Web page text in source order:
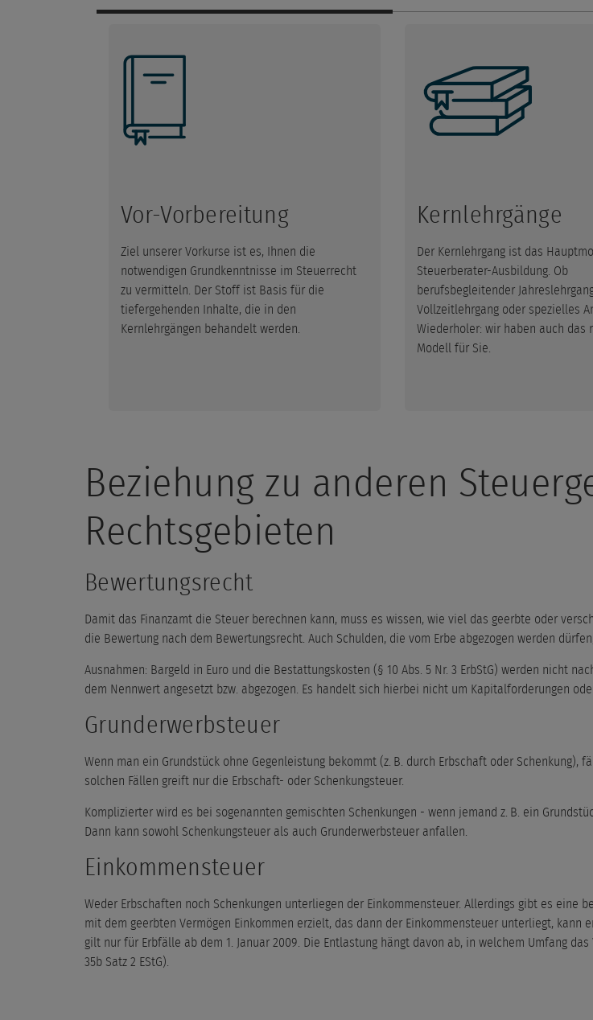
Vor-Vorbereitung
Ziel unserer Vorkurse ist es, Ihnen die
notwendigen Grundkenntnisse im Steuerrecht
zu vermitteln. Der Stoff ist Basis für die
tiefergehenden Inhalte, die in den
Kernlehrgängen behandelt werden.
Kernlehrgänge
Der Kernlehrgang ist das
Steuerberater-Ausbildung. Ob
berufsbegleitender
Vollzeitlehrgang oder spezielles
Wiederholer: wir haben auch das
Modell für Sie.
Beziehung zu anderen
Rechtsgebieten
Bewertungsrecht
Damit das Finanzamt die Steuer berechnen kann, muss es wissen, wie viel das geerbte oder
die Bewertung nach dem Bewertungsrecht. Auch Schulden, die vom Erbe abgezogen werden
Ausnahmen: Bargeld in Euro und die Bestattungskosten (§ 10 Abs. 5 Nr. 3 ErbStG) werden nicht
dem Nennwert angesetzt bzw. abgezogen. Es handelt sich hierbei nicht um Kapitalforderungen
Grunderwerbsteuer
Wenn man ein Grundstück ohne Gegenleistung bekommt (z. B. durch Erbschaft oder Schenkung),
solchen Fällen greift nur die Erbschaft- oder Schenkungsteuer.
Komplizierter wird es bei sogenannten gemischten Schenkungen - wenn jemand z. B. ein
Dann kann sowohl Schenkungsteuer als auch Grunderwerbsteuer anfallen.
Einkommensteuer
Weder Erbschaften noch Schenkungen unterliegen der Einkommensteuer. Allerdings gibt es eine
mit dem geerbten Vermögen Einkommen erzielt, das dann der Einkommensteuer unterliegt, kann
gilt nur für Erbfälle ab dem 1. Januar 2009. Die Entlastung hängt davon ab, in welchem Umfang
35b Satz 2 EStG).